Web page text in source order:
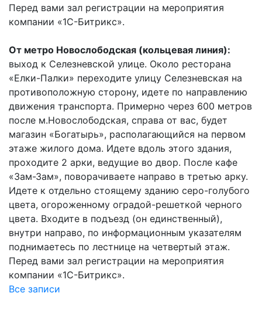
Перед вами зал регистрации на мероприятия
компании «1С-Битрикс».
От метро Новослободская (кольцевая линия):
выход к Селезневской улице. Около ресторана
«Елки-Палки» переходите улицу Селезневская на
противоположную сторону, идете по направлению
движения транспорта. Примерно через 600 метров
после м.Новослободская, справа от вас, будет
магазин «Богатырь», располагающийся на первом
этаже жилого дома. Идете вдоль этого здания,
проходите 2 арки, ведущие во двор. После кафе
«Зам-Зам», поворачиваете направо в третью арку.
Идете к отдельно стоящему зданию серо-голубого
цвета, огороженному оградой-решеткой черного
цвета. Входите в подъезд (он единственный),
внутри направо, по информационным указателям
поднимаетесь по лестнице на четвертый этаж.
Перед вами зал регистрации на мероприятия
компании «1С-Битрикс».
Все записи